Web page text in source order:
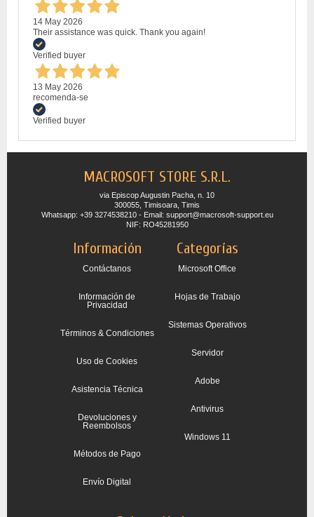
14 May 2026
Their assistance was quick. Thank you again!
Verified buyer
13 May 2026
recomenda-se
Verified buyer
MACROSOFT STORE S.R.L.
via Episcop Augustin Pacha, n. 10
300055, Timisoara, Timis
Whatsapp: +39 3274538210 - Email: support@macrosoft-support.eu
NIF: RO45281950
Información
Contáctanos
Información de
Privacidad
Términos & Condiciones
Uso de Cookies
Asistencia Técnica
Devoluciones y
Reembolsos
Métodos de Pago
Envío Digital
Categorías
Microsoft Office
Hojas de Trabajo
Sistemas Operativos
Servidor
Adobe
Antivirus
Windows 11